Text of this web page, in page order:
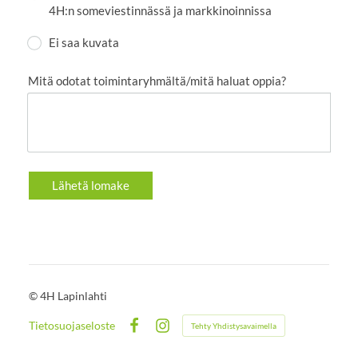
4H:n someviestinnässä ja markkinoinnissa
Ei saa kuvata
Mitä odotat toimintaryhmältä/mitä haluat oppia?
Lähetä lomake
©4H Lapinlahti
Tietosuojaseloste
Instagram
Tehty Yhdistysavaimella